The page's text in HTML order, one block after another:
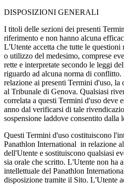
DISPOSIZIONI GENERALI
I titoli delle sezioni dei presenti
riferimento e non hanno alcuna
L'Utente accetta che tutte le questioni
o utilizzo del medesimo, comprese
rette e interpretate secondo le leggi
riguardo ad alcuna norma di
relazione ai presenti Termini d'uso, la
al Tribunale di Genova. Qualsiasi
correlata a questi Termini d'uso deve
anno dal verificarsi di tale
sospensione laddove consentito dalla
Questi Termini d'uso costituiscono
Panathlon International in relazione
dell'Utente e sostituiscono qualsiasi
sia orale che scritto. L'Utente non ha
intellettuale del Panathlon
disposizione tramite il Sito. L'Utente